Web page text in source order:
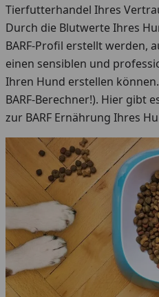
Tierfutterhandel Ihres
Durch die Blutwerte Ihres
BARF-Profil erstellt werden,
einen sensiblen und
Ihren Hund erstellen
BARF-Berechner!). Hier gibt
zur BARF Ernährung Ihres